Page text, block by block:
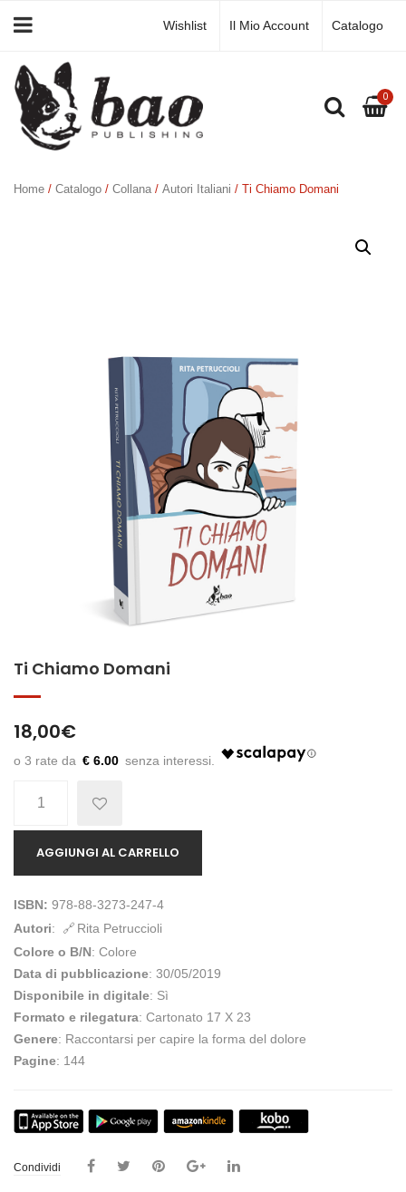
Wishlist Il Mio Account Catalogo
0
Home / Catalogo / Collana / Autori Italiani / Ti Chiamo Domani
Ti Chiamo Domani
18,00€
€ 6.00
AGGIUNGI AL CARRELLO
ISBN: 978-88-3273-247-4
Autori:
Rita Petruccioli
Colore o B/N: Colore
Data di pubblicazione: 30/05/2019
Disponibile in digitale: Sì
Formato e rilegatura: Cartonato 17 X 23
Genere: Raccontarsi per capire la forma del dolore
Pagine: 144
Condividi